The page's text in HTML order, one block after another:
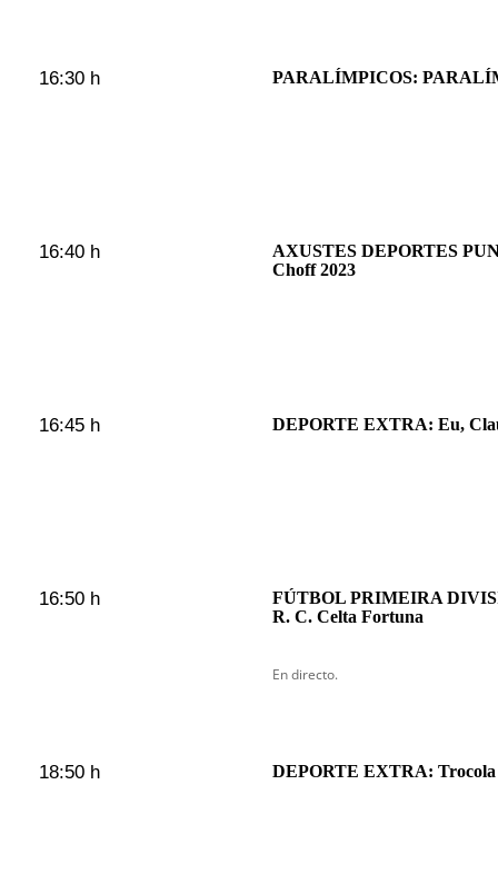
16:30 h PARALÍMPICOS:
16:40 h
AXUSTES DEPORTES
Choff 2023
16:45 h DEPORTE EXTRA: Eu,
16:50 h
FÚTBOL PRIMEIRA
R. C. Celta Fortuna
En directo.
18:50 h DEPORTE EXTRA: Trocola